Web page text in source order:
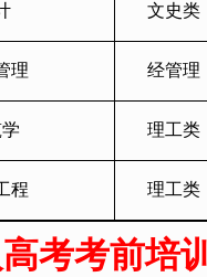
文史类
理 经管理
理工类
程 理工类
考考前培